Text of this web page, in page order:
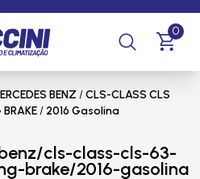
0
BENZ /CLS-CLASS CLS
/ 2016 Gasolina
cls-class-cls-63-
brake/2016-gasolina